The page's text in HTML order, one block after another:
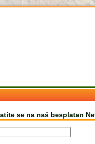
se na naš besplatan